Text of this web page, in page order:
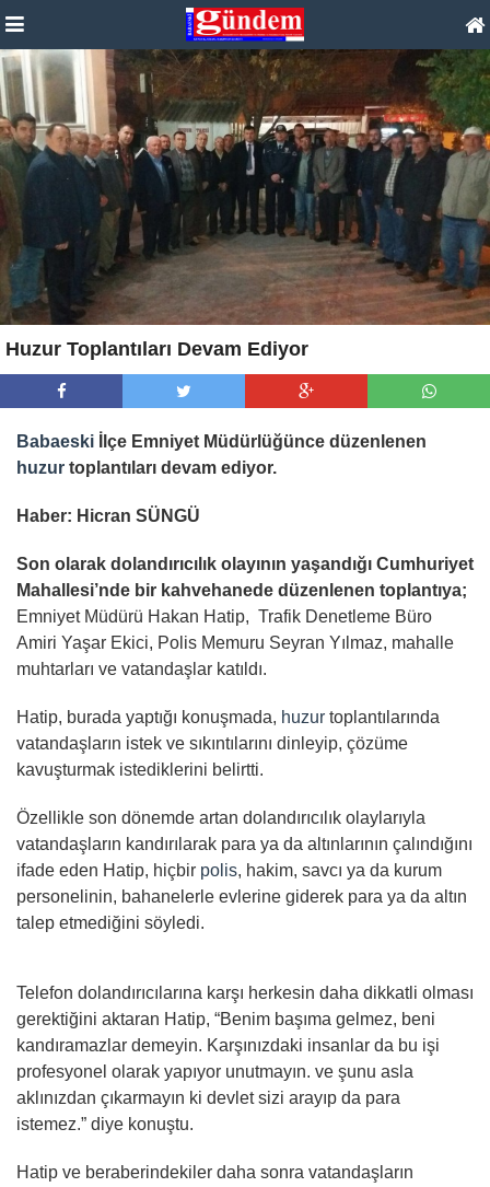
Huzur Toplantıları Devam Ediyor
Babaeski İlçe Emniyet Müdürlüğünce düzenlenen
huzur toplantıları devam ediyor.
Haber: Hicran SÜNGÜ
Son olarak dolandırıcılık olayının yaşandığı Cumhuriyet
Mahallesi’nde bir kahvehanede düzenlenen toplantıya;
Emniyet Müdürü Hakan Hatip, Trafik Denetleme Büro
Amiri Yaşar Ekici, Polis Memuru Seyran Yılmaz, mahalle
muhtarları ve vatandaşlar katıldı.
Hatip, burada yaptığı konuşmada, huzur toplantılarında
vatandaşların istek ve sıkıntılarını dinleyip, çözüme
kavuşturmak istediklerini belirtti.
Özellikle son dönemde artan dolandırıcılık olaylarıyla
vatandaşların kandırılarak para ya da altınlarının çalındığını
ifade eden Hatip, hiçbir polis, hakim, savcı ya da kurum
personelinin, bahanelerle evlerine giderek para ya da altın
talep etmediğini söyledi.
Telefon dolandırıcılarına karşı herkesin daha dikkatli olması
gerektiğini aktaran Hatip, “Benim başıma gelmez, beni
kandıramazlar demeyin. Karşınızdaki insanlar da bu işi
profesyonel olarak yapıyor unutmayın. ve şunu asla
aklınızdan çıkarmayın ki devlet sizi arayıp da para
istemez.” diye konuştu.
Hatip ve beraberindekiler daha sonra vatandaşların